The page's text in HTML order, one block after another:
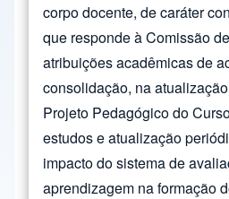
corpo docente, de caráter
que responde à Comissão
atribuições acadêmicas de
consolidação, na
Projeto Pedagógico do
estudos e atualização
impacto do sistema de
aprendizagem na formação